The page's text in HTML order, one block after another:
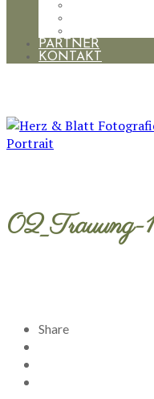
PARTNER
KONTAKT
Share